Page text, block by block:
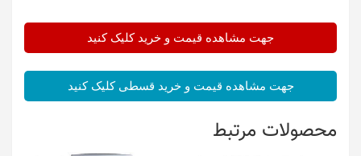
جهت مشاهده قیمت و خرید کلیک کنید
جهت مشاهده قیمت و خرید قسطی کلیک کنید
محصولات مرتبط